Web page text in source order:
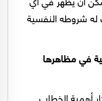
له شروطه النفسية
في مظاهرها